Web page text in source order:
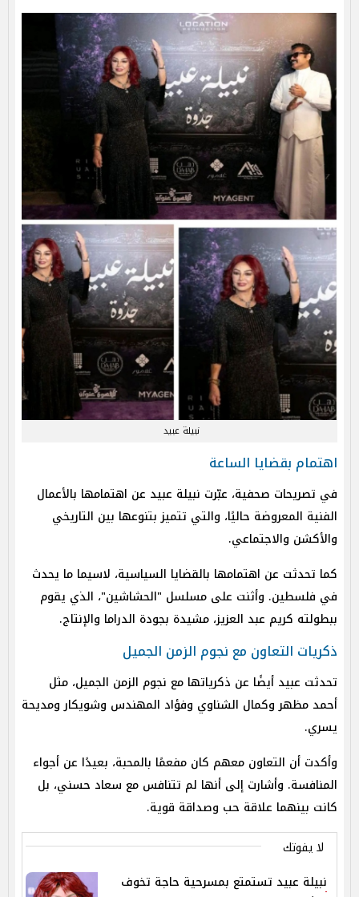
نبيلة عبيد
اهتمام بقضايا الساعة
في تصريحات صحفية، عبّرت نبيلة عبيد عن اهتمامها بالأعمال
الفنية المعروضة حاليًا، والتي تتميز بتنوعها بين التاريخي
والأكشن والاجتماعي.
كما تحدثت عن اهتمامها بالقضايا السياسية، لاسيما ما يحدث
في فلسطين. وأثنت على مسلسل "الحشاشين"، الذي يقوم
ببطولته كريم عبد العزيز، مشيدة بجودة الدراما والإنتاج.
ذكريات التعاون مع نجوم الزمن الجميل
تحدثت عبيد أيضًا عن ذكرياتها مع نجوم الزمن الجميل، مثل
أحمد مظهر وكمال الشناوي وفؤاد المهندس وشويكار ومديحة
يسري.
وأكدت أن التعاون معهم كان مفعمًا بالمحبة، بعيدًا عن أجواء
المنافسة. وأشارت إلى أنها لم تتنافس مع سعاد حسني، بل
كانت بينهما علاقة حب وصداقة قوية.
لا يفوتك
نبيلة عبيد تستمتع بمسرحية حاجة تخوف